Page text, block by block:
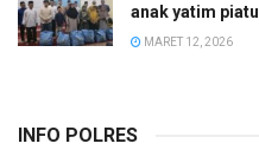
anak yatim piatu
MARET 12, 2026
INFO POLRES